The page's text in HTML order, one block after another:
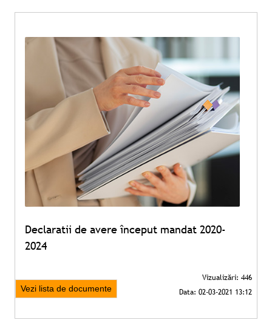
Declaratii de avere început mandat 2020-
2024
Vezi lista de documente